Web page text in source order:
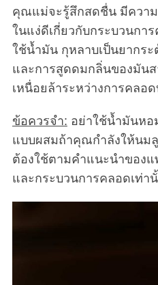
คุณแม่จะรู้สึกสดชื่น มีควา
ในแง่ดีเกี่ยวกับกระบวนกา
ใช้น้ำมัน กุหลาบเป็นยากร
และการสูดดมกลิ่นของมัน
เหนื่อยล้าระหว่างการคลอ
ข้อควรจำ: อย่าใช้น้ำมันหอ
แบบผสมถ้าคุณกำลังให้นม
ต้องใช้ตามคำแนะนำของแ
และกระบวนการคลอดเท่า
S